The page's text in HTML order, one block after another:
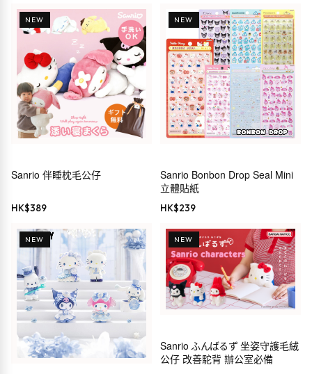
NEW
Sanrio 伴睡枕毛公仔
HK$389
NEW
Sanrio Bonbon Drop Seal Mini
立體貼紙
HK$239
NEW NEW
Sanrio ふんばるず 坐姿守護毛絨
公仔 改善駝背 辦公室必備